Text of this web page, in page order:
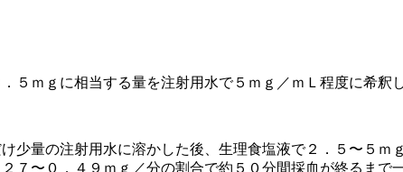
５ｍｇに相当する量を注射用水で５ｍｇ／ｍＬ程度に希釈
少量の注射用水に溶かした後、生理食塩液で２．５〜５
７〜０．４９ｍｇ／分の割合で約５０分間採血が終るまで